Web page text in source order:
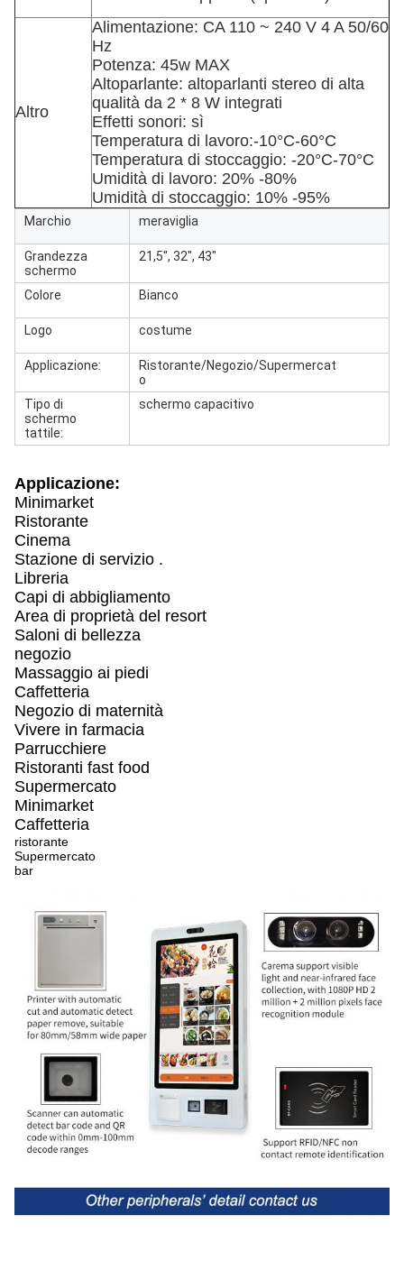
Altro
Alimentazione: CA 110 ~ 240 V 4 A 50/60
Hz
Potenza: 45w MAX
Altoparlante: altoparlanti stereo di alta
qualità da 2 * 8 W integrati
Effetti sonori: sì
Temperatura di lavoro:-10°C-60°C
Temperatura di stoccaggio: -20°C-70°C
Umidità di lavoro: 20% -80%
Umidità di stoccaggio: 10% -95%
Marchio meraviglia
Grandezza
schermo
21,5", 32", 43"
Colore Bianco
Logo costume
Applicazione:
Ristorante/Negozio/Supermercat
o
Tipo di
schermo
tattile:
schermo capacitivo
Applicazione:
Minimarket
Ristorante
Cinema
Stazione di servizio .
Libreria
Capi di abbigliamento
Area di proprietà del resort
Saloni di bellezza
negozio
Massaggio ai piedi
Caffetteria
Negozio di maternità
Vivere in farmacia
Parrucchiere
Ristoranti fast food
Supermercato
Minimarket
Caffetteria
ristorante
Supermercato
bar